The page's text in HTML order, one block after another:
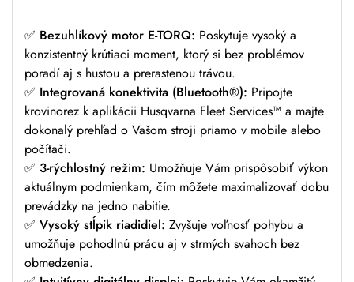
✅ Bezuhlíkový motor E-TORQ: Poskytuje vysoký a
konzistentný krútiaci moment, ktorý si bez problémov
poradí aj s hustou a prerastenou trávou.
✅ Integrovaná konektivita (Bluetooth®): Pripojte
krovinorez k aplikácii Husqvarna Fleet Services™ a majte
dokonalý prehľad o Vašom stroji priamo v mobile alebo
počítači.
✅ 3-rýchlostný režim: Umožňuje Vám prispôsobiť výkon
aktuálnym podmienkam, čím môžete maximalizovať dobu
prevádzky na jedno nabitie.
✅ Vysoký stĺpik riadidiel: Zvyšuje voľnosť pohybu a
umožňuje pohodlnú prácu aj v strmých svahoch bez
obmedzenia.